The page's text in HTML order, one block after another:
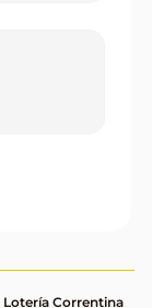
Lotería Correntina